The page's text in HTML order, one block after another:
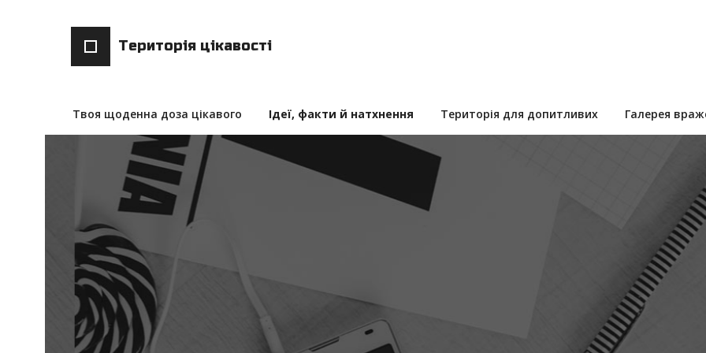
Територія цікавості
Твоя щоденна доза цікавого Ідеї, факти й натхнення Територія для допитливих Галерея